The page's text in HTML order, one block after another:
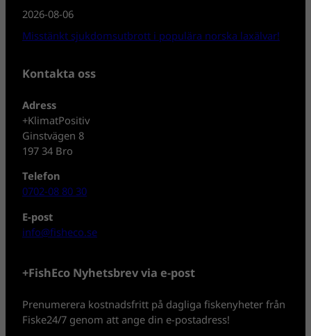
2026-08-06
Misstänkt sjukdomsutbrott i populära norska laxälvar!
Kontakta oss
Adress
+KlimatPositiv
Ginstvägen 8
197 34 Bro
Telefon
0702-08 80 30
E-post
info@fisheco.se
+FishEco Nyhetsbrev via e-post
Prenumerera kostnadsfritt på dagliga fiskenyheter från
Fiske24/7 genom att ange din e-postadress!